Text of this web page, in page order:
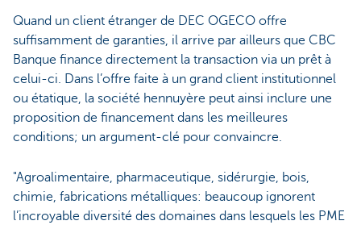
Quand un client étranger de DEC OGECO offre
suffisamment de garanties, il arrive par ailleurs que CBC
Banque finance directement la transaction via un prêt à
celui-ci. Dans l’offre faite à un grand client institutionnel
ou étatique, la société hennuyère peut ainsi inclure une
proposition de financement dans les meilleures
conditions; un argument-clé pour convaincre.
"Agroalimentaire, pharmaceutique, sidérurgie, bois,
chimie, fabrications métalliques: beaucoup ignorent
l’incroyable diversité des domaines dans lesquels les PME